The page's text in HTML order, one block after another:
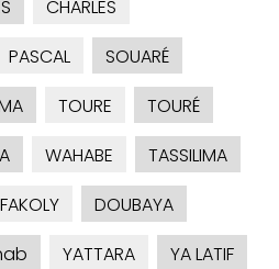
CHARLES
PASCAL
SOUARÉ
TOURE
TOURÉ
WAHABE
TASSILIMA
FAKOLY
DOUBAYA
YATTARA
YA LATIF